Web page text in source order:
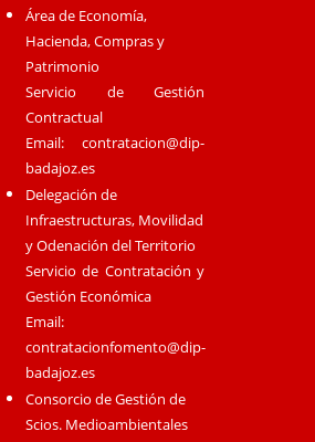
Área de Economía,
Hacienda, Compras y
Patrimonio
Servicio de Gestión
Contractual
Email:contratacion@dip-
badajoz.es
Delegación de
Infraestructuras, Movilidad
y Odenación del Territorio
Servicio de Contratación y
Gestión Económica
Email:
contratacionfomento@dip-
badajoz.es
Consorcio de Gestión de
Scios. Medioambientales